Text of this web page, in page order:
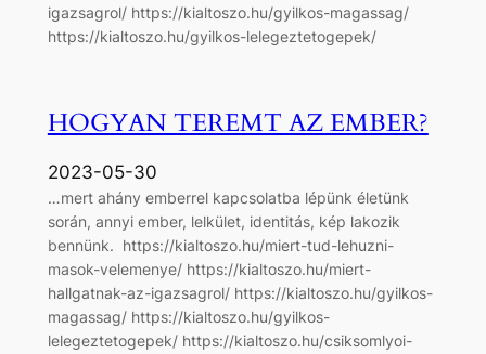
igazsagrol/ https://kialtoszo.hu/gyilkos-magassag/
https://kialtoszo.hu/gyilkos-lelegeztetogepek/
HOGYAN TEREMT AZ EMBER?
2023-05-30
…mert ahány emberrel kapcsolatba lépünk életünk
során, annyi ember, lelkület, identitás, kép lakozik
bennünk. https://kialtoszo.hu/miert-tud-lehuzni-
masok-velemenye/ https://kialtoszo.hu/miert-
hallgatnak-az-igazsagrol/ https://kialtoszo.hu/gyilkos-
magassag/ https://kialtoszo.hu/gyilkos-
lelegeztetogepek/ https://kialtoszo.hu/csiksomlyoi-